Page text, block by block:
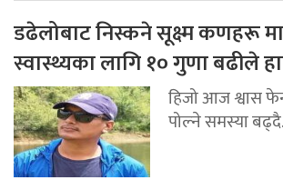
डढेलोबाट निस्कने सूक्ष्म कणहरू
स्वास्थ्यका लागि १० गुणा बढीले
हिजो आज श्वास
पोल्ने समस्या